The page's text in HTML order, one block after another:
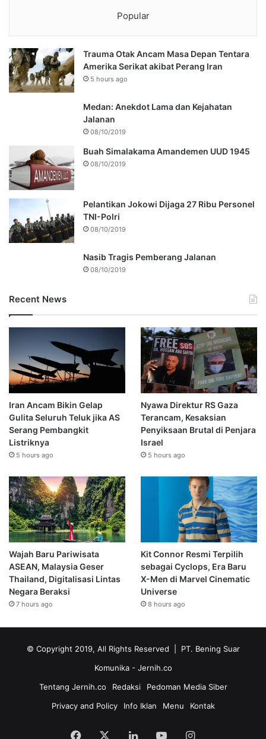
Popular
Trauma Otak Ancam Masa Depan Tentara
Amerika Serikat akibat Perang Iran
5 hours ago
Medan: Anekdot Lama dan Kejahatan
Jalanan
08/10/2019
Buah Simalakama Amandemen UUD 1945
08/10/2019
Pelantikan Jokowi Dijaga 27 Ribu Personel
TNI-Polri
08/10/2019
Nasib Tragis Pemberang Jalanan
08/10/2019
Recent News
Iran Ancam Bikin Gelap
Gulita Seluruh Teluk jika AS
Serang Pembangkit
Listriknya
5 hours ago
Nyawa Direktur RS Gaza
Terancam, Kesaksian
Penyiksaan Brutal di Penjara
Israel
5 hours ago
Wajah Baru Pariwisata
ASEAN, Malaysia Geser
Thailand, Digitalisasi Lintas
Negara Beraksi
7 hours ago
Kit Connor Resmi Terpilih
sebagai Cyclops, Era Baru
X-Men di Marvel Cinematic
Universe
8 hours ago
© Copyright 2019, All Rights Reserved | PT. Bening Suar
Komunika - Jernih.co
Tentang Jernih.co
Redaksi
Pedoman Media Siber
Privacy and Policy
Info Iklan Menu Kontak
Facebook LinkedInYouTubeInstagram